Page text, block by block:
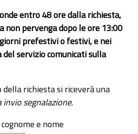
entro 48 ore dalla richiesta,
non pervenga dopo le ore 13:00
prefestivi o festivi, e nei
del servizio comunicati sulla
richiesta si riceverà una
invio segnalazione.
e nome